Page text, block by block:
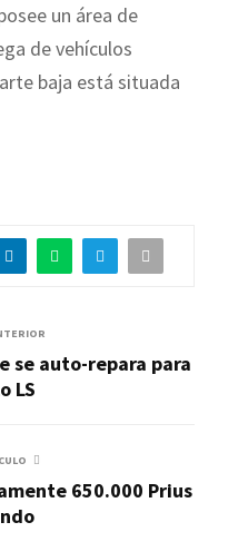
un área de
de vehículos
baja está situada
se auto-repara para
LS
650.000 Prius